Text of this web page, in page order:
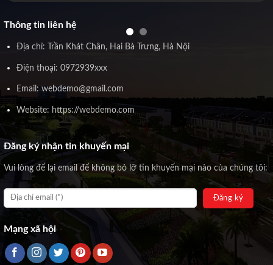
Thông tin liên hệ
Địa chỉ: Trần Khát Chân, Hai Bà Trưng, Hà Nội
Điện thoại: 0972939xxx
Email: webdemo@gmail.com
Website: https://webdemo.com
Đăng ký nhận tin khuyến mại
Vui lòng để lại email để không bỏ lỡ tin khuyến mại nào của chúng tôi:
Mạng xã hội